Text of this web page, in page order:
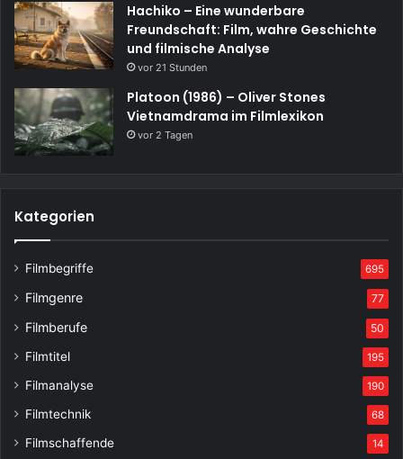
Hachiko – Eine wunderbare
Freundschaft: Film, wahre Geschichte
und filmische Analyse
vor 21 Stunden
Platoon (1986) – Oliver Stones
Vietnamdrama im Filmlexikon
vor 2 Tagen
Kategorien
Filmbegriffe 695
Filmgenre 77
Filmberufe 50
Filmtitel 195
Filmanalyse 190
Filmtechnik 68
Filmschaffende 14